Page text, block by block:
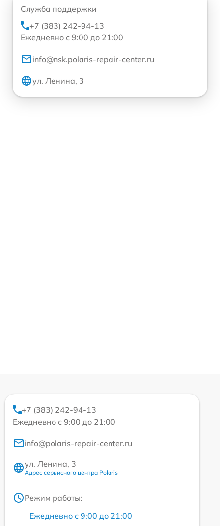
Служба поддержки
+7 (383) 242-94-13
Ежедневно с 9:00 до 21:00
info@nsk.polaris-repair-center.ru
ул. Ленина, 3
+7 (383) 242-94-13
Ежедневно с 9:00 до 21:00
info@polaris-repair-center.ru
ул. Ленина, 3
Адрес сервисного центра Polaris
Режим работы:
Ежедневно с 9:00 до 21:00